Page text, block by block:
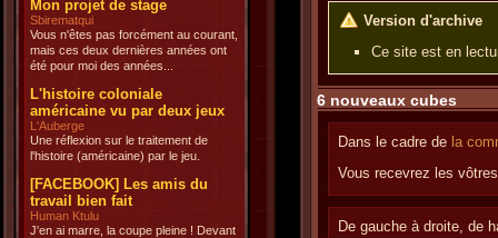
Mon projet de stage
Sbirematqui
Vous n'êtes pas forcément au courant,
mais ces deux dernières années ont
été pour moi des années...
L'histoire coloniale
américaine vu par deux jeux
L'Auberge
Une réflexion sur le traitement de
l'histoire (américaine) par le jeu.
[FACEBOOK] Les amis du
travail bien fait
Human Ktulu
J'en ai marre, la coupe pleine ! Devant
Version d'archive
Ce site est en
6 nouveaux cubes
Dans le cadre de la
Vous recevrez les
De gauche à droite, de